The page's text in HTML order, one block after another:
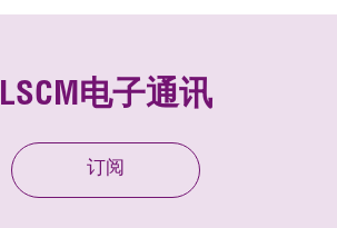
LSCM电子通讯
订阅